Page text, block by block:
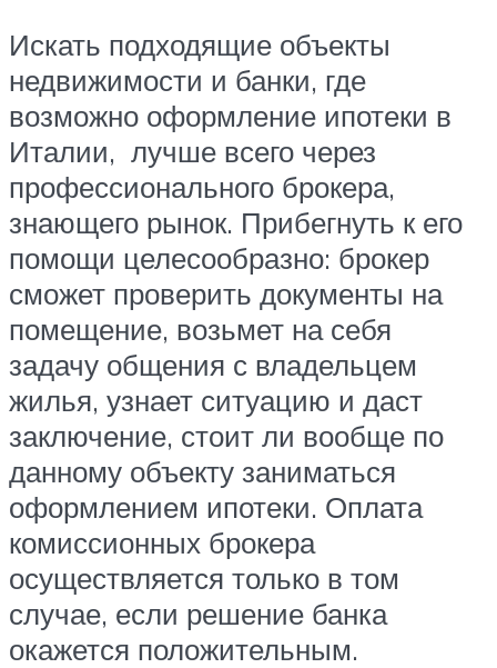
Искать подходящие объекты
недвижимости и банки, где
возможно оформление ипотеки в
Италии, лучше всего через
профессионального брокера,
знающего рынок. Прибегнуть к его
помощи целесообразно: брокер
сможет проверить документы на
помещение, возьмет на себя
задачу общения с владельцем
жилья, узнает ситуацию и даст
заключение, стоит ли вообще по
данному объекту заниматься
оформлением ипотеки. Оплата
комиссионных брокера
осуществляется только в том
случае, если решение банка
окажется положительным.